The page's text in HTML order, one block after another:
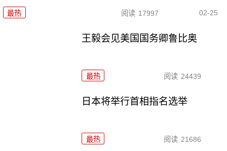
最热 阅读 17997 02-25
王毅会见美国国务卿鲁比奥
最热 阅读 24439
日本将举行首相指名选举
最热 阅读 21686